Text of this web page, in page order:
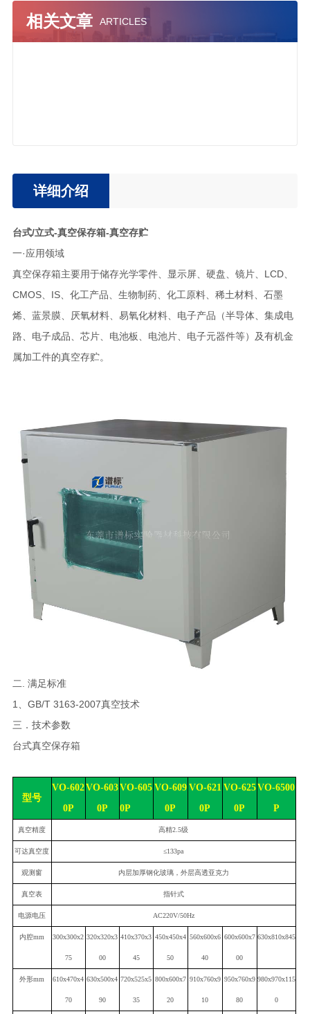
相关文章 ARTICLES
详细介绍
台式/立式-真空保存箱-真空存贮
一·应用领域
真空保存箱主要用于储存光学零件、显示屏、硬盘、镜片、LCD、
CMOS、IS、化工产品、生物制药、化工原料、稀土材料、石墨
烯、蓝景膜、厌氧材料、易氧化材料、电子产品（半导体、集成电
路、电子成品、芯片、电池板、电池片、电子元器件等）及有机金
属加工件的真空存贮。
二. 满足标准
1、GB/T 3163-2007真空技术
三．技术参数
台式真空保存箱
型号
VO-602
0P
VO-603
0P
VO-605
0P
VO-609
0P
VO-621
0P
VO-625
0P
VO-6500
P
真空精度 高精2.5级
可达真空度 ≤133pa
观测窗 内层加厚钢化玻璃，外层高透亚克力
真空表 指针式
电源电压 AC220V/50Hz
内腔mm 300x300x2
75
320x320x3
00
410x370x3
45
450x450x4
50
560x600x6
40
600x600x7
00
630x810x845
外形mm 610x470x4
70
630x500x4
90
720x525x5
35
800x600x7
20
910x760x9
10
950x760x9
80
980x970x115
0